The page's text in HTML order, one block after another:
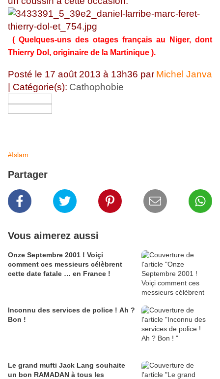
( Quelques-uns des otages français au Niger, dont
Thierry Dol, originaire de la Martinique ).
Posté le 17 août 2013 à 13h36 par Michel Janva
| Catégorie(s): Cathophobie
#Islam
Partager
Vous aimerez aussi
Onze Septembre 2001 ! Voiçi
comment ces messieurs célèbrent
cette date fatale … en France !
Inconnu des services de police ! Ah ?
Bon !
Le grand mufti Jack Lang souhaite
un bon RAMADAN à tous les